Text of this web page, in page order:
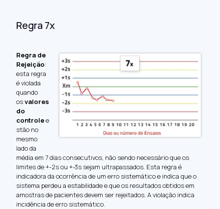
Regra 7x
Regra de
Rejeição:
esta regra
é violada
quando
osvalores
do
controlee
stão no
mesmo
lado da
média em 7 dias consecutivos, não sendo necessário que os
limites de +-2s ou +-3s sejam ultrapassados. Esta regra é
indicadora da ocorrência de um erro sistemático e indica que o
sistema perdeu a estabilidade e que os resultados obtidos em
amostras de pacientes devem ser rejeitados. A violação indica
incidência de erro sistemático.